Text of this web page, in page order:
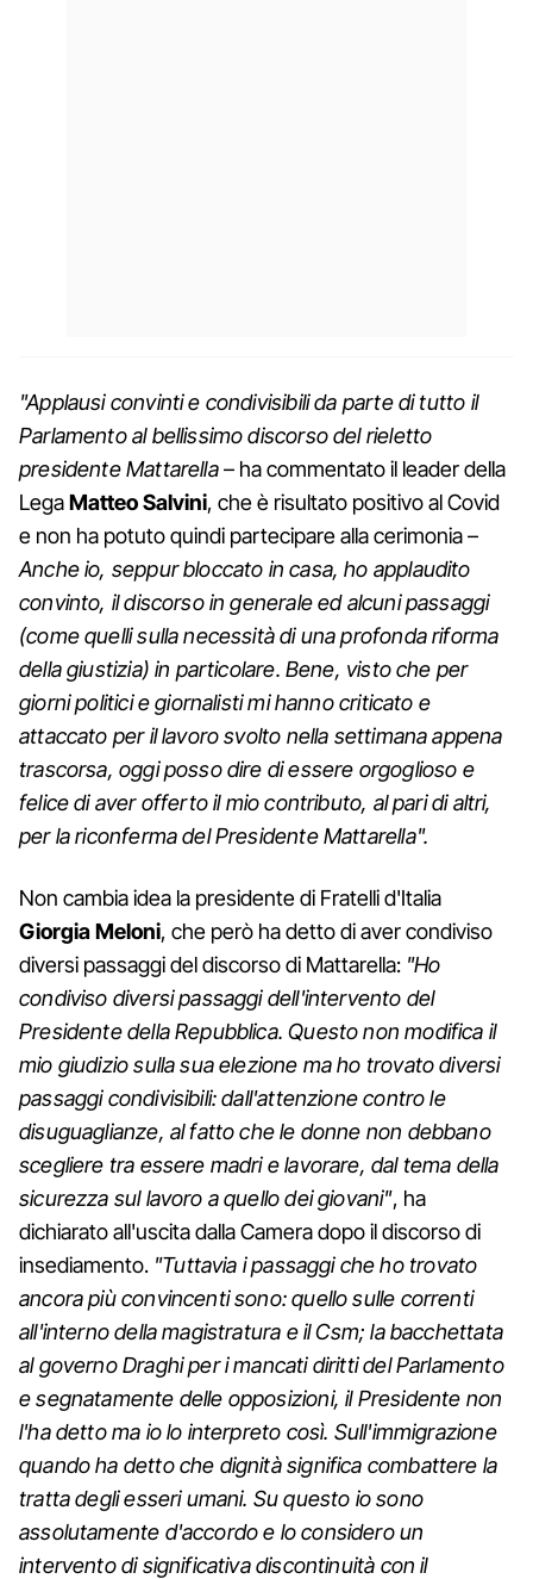
"Applausi convinti e condivisibili da parte di tutto il
Parlamento al bellissimo discorso del rieletto
presidente Mattarella– ha commentato il leader della
LegaMatteo Salvini, che è risultato positivo al Covid
e non ha potuto quindi partecipare alla cerimonia –
Anche io, seppur bloccato in casa, ho applaudito
convinto, il discorso in generale ed alcuni passaggi
(come quelli sulla necessità di una profonda riforma
della giustizia) in particolare. Bene, visto che per
giorni politici e giornalisti mi hanno criticato e
attaccato per il lavoro svolto nella settimana appena
trascorsa, oggi posso dire di essere orgoglioso e
felice di aver offerto il mio contributo, al pari di altri,
per la riconferma del Presidente Mattarella".
Non cambia idea la presidente di Fratelli d'Italia
Giorgia Meloni, che però ha detto di aver condiviso
diversi passaggi del discorso di Mattarella: "Ho
condiviso diversi passaggi dell'intervento del
Presidente della Repubblica. Questo non modifica il
mio giudizio sulla sua elezione ma ho trovato diversi
passaggi condivisibili: dall'attenzione contro le
disuguaglianze, al fatto che le donne non debbano
scegliere tra essere madri e lavorare, dal tema della
sicurezza sul lavoro a quello dei giovani", ha
dichiarato all'uscita dalla Camera dopo il discorso di
insediamento. "Tuttavia i passaggi che ho trovato
ancora più convincenti sono: quello sulle correnti
all'interno della magistratura e il Csm; la bacchettata
al governo Draghi per i mancati diritti del Parlamento
e segnatamente delle opposizioni, il Presidente non
l'ha detto ma io lo interpreto così. Sull'immigrazione
quando ha detto che dignità significa combattere la
tratta degli esseri umani. Su questo io sono
assolutamente d'accordo e lo considero un
intervento di significativa discontinuità con il